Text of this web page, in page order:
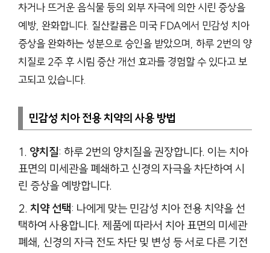
차거나 뜨거운 음식물 등의 외부 자극에 의한 시린 증상을
예방, 완화합니다. 질산칼륨은 미국 FDA에서 민감성 치아
증상을 완화하는 성분으로 승인을 받았으며, 하루 2번의 양
치질로 2주 후 시림 증산 개선 효과를 경험할 수 있다고 보
고되고 있습니다.
민감성 치아 전용 치약의 사용 방법
양치질: 하루 2번의 양치질을 권장합니다. 이는 치아
표면의 미세관을 폐쇄하고 신경의 자극을 차단하여 시
린 증상을 예방합니다.
치약 선택: 나에게 맞는 민감성 치아 전용 치약을 선
택하여 사용합니다. 제품에 따라서 치아 표면의 미세관
폐쇄, 신경의 자극 전도 차단 및 변성 등 서로 다른 기전